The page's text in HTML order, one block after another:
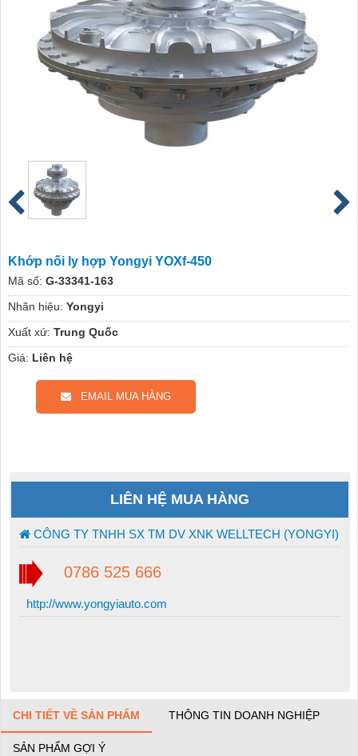
Khớp nối ly hợp Yongyi YOXf-450
Mã số: G-33341-163
Nhãn hiệu: Yongyi
Xuất xứ: Trung Quốc
Giá: Liên hệ
EMAIL MUA HÀNG
LIÊN HỆ MUA HÀNG
CÔNG TY TNHH SX TM DV XNK WELLTECH (YONGYI)
0786 525 666
http://www.yongyiauto.com
CHI TIẾT VỀ SẢN PHẨM THÔNG TIN DOANH NGHIỆP
SẢN PHẨM GỢI Ý